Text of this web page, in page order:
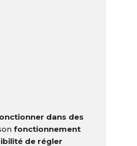
dans des
fonctionnement
de régler